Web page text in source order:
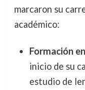
marcaron su
académico:
Formación
inicio de su
estudio de